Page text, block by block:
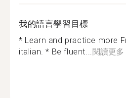
我的語言學習目標
* Learn and practice more
italian. * Be fluent... 閱讀更多